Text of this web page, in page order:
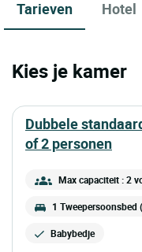
Tarieven Hotel
Kies je kamer
dubbele standaard tweepersoonskamer, voor 1
of 2 personen
Max capaciteit : 2
1 Tweepersoonsbed
Babybedje